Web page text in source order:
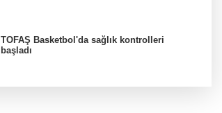
TOFAŞ Basketbol'da sağlık kontrolleri
başladı